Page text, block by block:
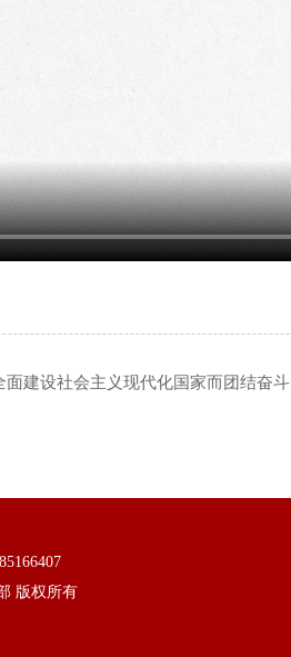
建设社会主义现代化国家而团结奋斗
版权所有